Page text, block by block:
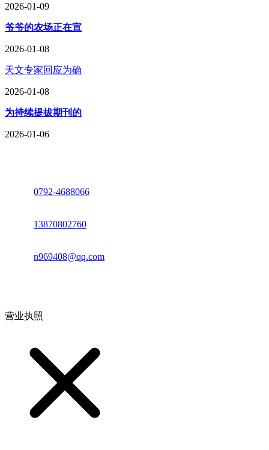
2026-01-09
爷爷的农场正在宣
2026-01-08
天文专家回应为确
2026-01-08
为持续提拔期刊的
2026-01-06
0792-4688066
13870802760
n969408@qq.com
营业执照